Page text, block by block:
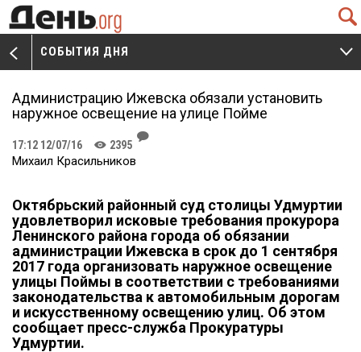
Q
V
СОБЫТИЯ ДНЯ
W
Администрацию Ижевска обязали установить
наружное освещение на улице Пойме
17:12 12/07/16 K 2395
J
Михаил Красильников
Октябрьский районный суд столицы Удмуртии
удовлетворил исковые требования прокурора
Ленинского района города об обязании
администрации Ижевска в срок до 1 сентября
2017 года организовать наружное освещение
улицы Поймы в соответствии с требованиями
законодательства к автомобильным дорогам
и искусственному освещению улиц. Об этом
сообщает пресс-служба Прокуратуры
Удмуртии.